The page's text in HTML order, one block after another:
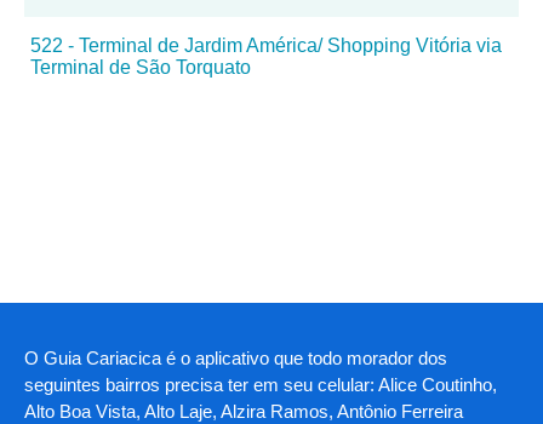
522 - Terminal de Jardim América/ Shopping Vitória via
Terminal de São Torquato
O Guia Cariacica é o aplicativo que todo morador dos
seguintes bairros precisa ter em seu celular: Alice Coutinho,
Alto Boa Vista, Alto Laje, Alzira Ramos, Antônio Ferreira